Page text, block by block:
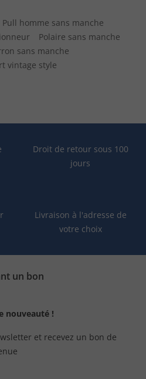
Pull homme sans manche
Polaire sans manche
sans manche
vintage style
Droit de retour sous 100
jours
Livraison à l'adresse de
votre choix
un bon
nouveauté !
et recevez un bon de